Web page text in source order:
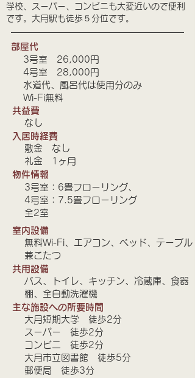
​学校、スーパー、コンビニも大変近いので便利
です。大月駅も徒歩５分位です。
​部屋代
3号室 26,000円
​4号室 28,000円
水道代、風呂代は使用分のみ
​Wi-Fi無料
なし
​共益費
​敷金 なし
​礼金 1ヶ月
​入居時経費
​物件情報
​3号室：6畳フローリング、
4号室：7.5畳フローリング
​全2室
​無料Wi-Fi、エアコン、ベッド、テーブル
兼こたつ
​室内設備
​バス、トイレ、キッチン、冷蔵庫、食器
棚、全自動洗濯機
​共用設備
​大月短期大学 徒歩2分
スーパー 徒歩2分
コンビニ 徒歩2分
大月市立図書館 徒歩5分
郵便局 徒歩3分
​主な施設への所要時間